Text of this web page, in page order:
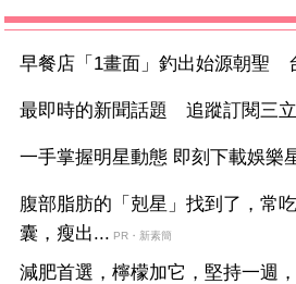
早餐店「1畫面」釣出始源朝聖
最即時的新聞話題 追蹤訂閱三
一手掌握明星動態 即刻下載娛樂
腹部脂肪的「剋星」找到了，常
囊，瘦出... PR・新素簡
減肥首選，檸檬加它，堅持一週